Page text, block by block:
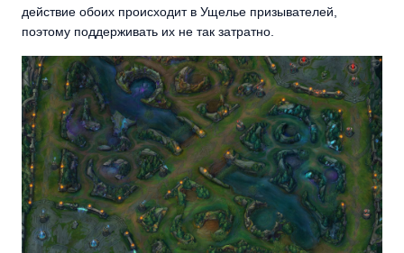
действие обоих происходит в Ущелье призывателей,
поэтому поддерживать их не так затратно.